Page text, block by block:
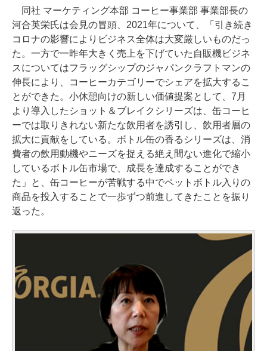
同社 マーケティング本部 コーヒー事業部 事業部長の
河合英栄氏は会見の冒頭、2021年について、「引き続き
コロナの影響によりビジネス全体は大変厳しいものだっ
た。一方で一昨年大きく売上を下げていた自販機ビジネ
スについてはフラッグシップのジャパンクラフトマンの
伸長により、コーヒーカテゴリーでシェアを拡大するこ
とができた。小休憩向けの新しい価値提案として、7月
より導入したショット＆ブレイクシリーズは、缶コーヒ
ーでは取りきれない新たな飲用者を誘引し、飲用者層の
拡大に貢献をしている。ボトル缶の香るシリーズは、消
費者の飲用動機やニーズを捉える絶え間ない進化で縮小
しているボトル缶市場で、成長を達成することができ
た」と、缶コーヒーが苦戦する中でペットボトル入りの
商品を投入することで一歩ずつ前進してきたことを振り
返った。